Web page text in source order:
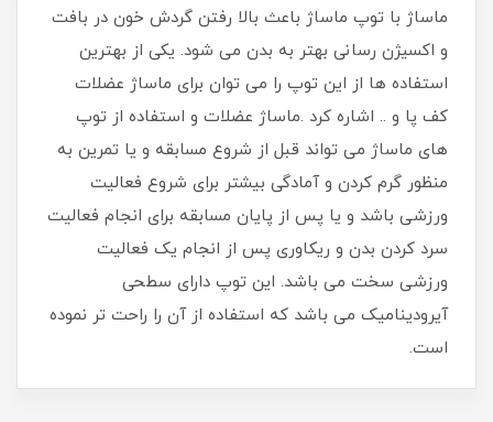
ماساژ با توپ ماساژ باعث بالا رفتن گردش خون در بافت
و اکسیژن رسانی بهتر به بدن می شود. یکی از بهترین
استفاده ها از این توپ را می توان برای ماساژ عضلات
کف پا و .. اشاره کرد .ماساژ عضلات و استفاده از توپ
های ماساژ می تواند قبل از شروع مسابقه و یا تمرین به
منظور گرم کردن و آمادگی بیشتر برای شروع فعالیت
ورزشی باشد و یا پس از پایان مسابقه برای انجام فعالیت
سرد کردن بدن و ریکاوری پس از انجام یک فعالیت
ورزشی سخت می باشد. این توپ دارای سطحی
آیرودینامیک می باشد که استفاده از آن را راحت تر نموده
است.